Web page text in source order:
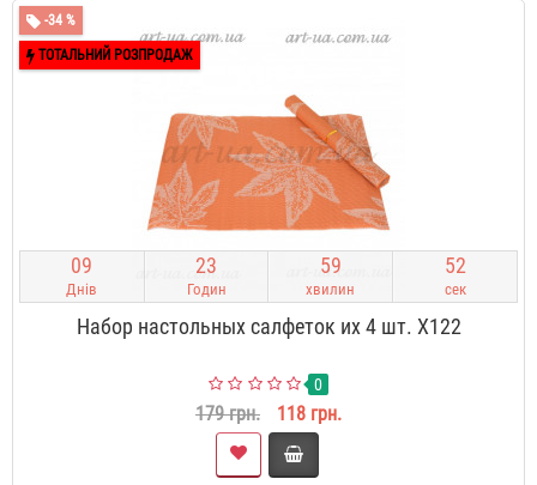
-34 %
ТОТАЛЬНИЙ РОЗПРОДАЖ
09
Днів
23
Годин
59
хвилин
51
сек
Набор настольных салфеток их 4 шт. X122
0
179 грн. 118 грн.